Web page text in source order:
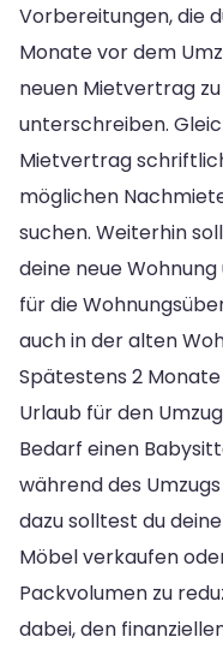
Vorbereitungen, die
Monate vor dem
neuen Mietvertrag
unterschreiben.
Mietvertrag
möglichen
suchen. Weiterhin
deine neue
für die
auch in der alten
Spätestens 2
Urlaub für den
Bedarf einen
während des
dazu solltest du
Möbel verkaufen
Packvolumen zu
dabei, den